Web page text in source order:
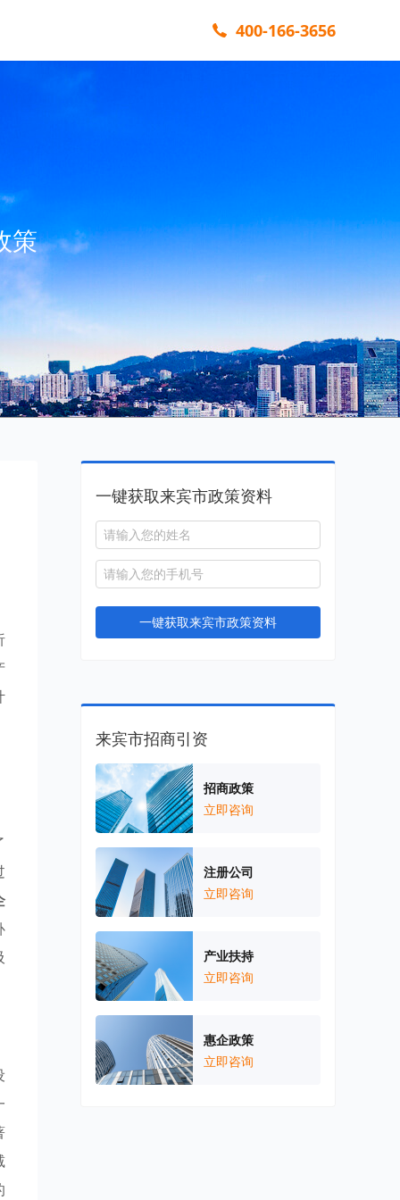
400-166-3656
策
一键获取来宾市政策资料
一键获取来宾市政策资料
来宾市招商引资
招商政策
立即咨询
注册公司
立即咨询
产业扶持
立即咨询
惠企政策
立即咨询